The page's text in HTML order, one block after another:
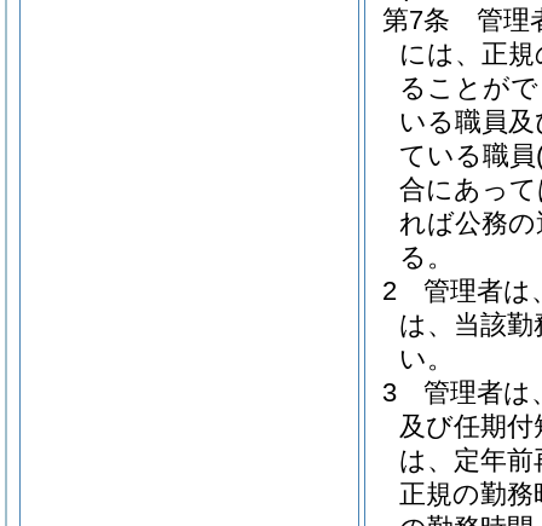
第7条
管理
には、正
ることが
いる職員
ている職員
合にあっ
れば公務
る。
2
管理者は
は、当該
い。
3
管理者は
及び任期
は、定年
正規の勤